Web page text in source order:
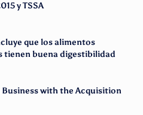
y TSSA
que los alimentos
tienen buena digestibilidad
with the Acquisition